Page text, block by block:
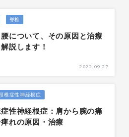
脊椎
腰について、その原因と治療
説します！
2022.09.27
椎症性神経根症
性神経根症：肩から腕の痛
れの原因・治療